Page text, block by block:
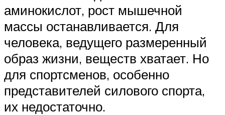
аминокислот, рост мышечной
массы останавливается. Для
человека, ведущего размеренный
образ жизни, веществ хватает. Но
для спортсменов, особенно
представителей силового спорта,
их недостаточно.